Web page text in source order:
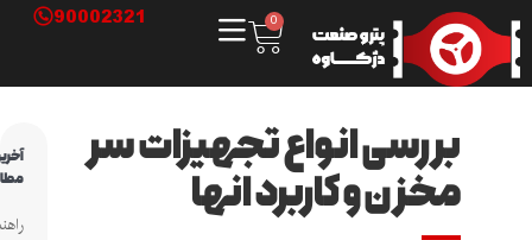
90002321
بررسی انواع تجهیزات سر
مخزن و کاربرد انها
راهنمای